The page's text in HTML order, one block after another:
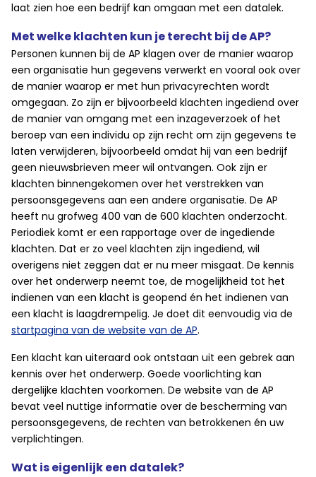
laat zien hoe een bedrijf kan omgaan met een datalek.
Met welke klachten kun je terecht bij de AP?
Personen kunnen bij de AP klagen over de manier waarop
een organisatie hun gegevens verwerkt en vooral ook over
de manier waarop er met hun privacyrechten wordt
omgegaan. Zo zijn er bijvoorbeeld klachten ingediend over
de manier van omgang met een inzageverzoek of het
beroep van een individu op zijn recht om zijn gegevens te
laten verwijderen, bijvoorbeeld omdat hij van een bedrijf
geen nieuwsbrieven meer wil ontvangen. Ook zijn er
klachten binnengekomen over het verstrekken van
persoonsgegevens aan een andere organisatie. De AP
heeft nu grofweg 400 van de 600 klachten onderzocht.
Periodiek komt er een rapportage over de ingediende
klachten. Dat er zo veel klachten zijn ingediend, wil
overigens niet zeggen dat er nu meer misgaat. De kennis
over het onderwerp neemt toe, de mogelijkheid tot het
indienen van een klacht is geopend én het indienen van
een klacht is laagdrempelig. Je doet dit eenvoudig via de
startpagina van de website van de AP.
Een klacht kan uiteraard ook ontstaan uit een gebrek aan
kennis over het onderwerp. Goede voorlichting kan
dergelijke klachten voorkomen. De website van de AP
bevat veel nuttige informatie over de bescherming van
persoonsgegevens, de rechten van betrokkenen én uw
verplichtingen.
Wat is eigenlijk een datalek?